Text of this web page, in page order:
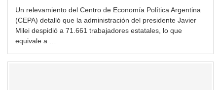
Un relevamiento del Centro de Economía Política Argentina
(CEPA) detalló que la administración del presidente Javier
Milei despidió a 71.661 trabajadores estatales, lo que
equivale a …